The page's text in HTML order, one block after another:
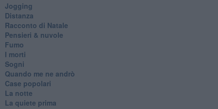
Jogging
Distanza
Racconto di Natale
Pensieri & nuvole
Fumo
I morti
Sogni
Quando me ne andrò
Case popolari
La notte
La quiete prima